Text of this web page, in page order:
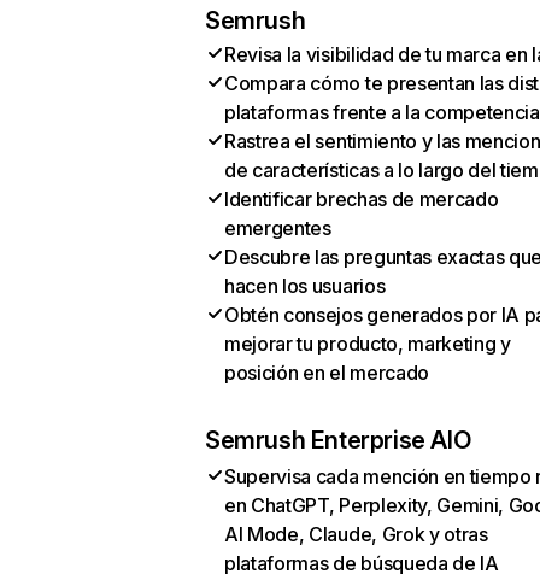
Semrush
Revisa la visibilidad de tu marca en
Compara cómo te presentan las
plataformas frente a la competencia
Rastrea el sentimiento y las
de características a lo largo del
Identificar brechas de mercado
emergentes
Descubre las preguntas exactas
hacen los usuarios
Obtén consejos generados por IA
mejorar tu producto, marketing y
posición en el mercado
Semrush Enterprise AIO
Supervisa cada mención en tiempo
en ChatGPT, Perplexity, Gemini,
AI Mode, Claude, Grok y otras
plataformas de búsqueda de IA